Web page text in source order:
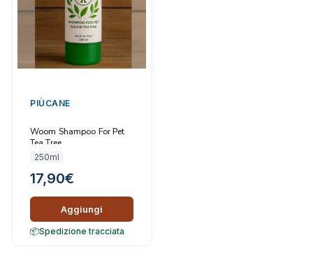
PIÙCANE
Woom Shampoo For Pet
Tea Tree
250ml
17,90€
Aggiungi
Spedizione tracciata